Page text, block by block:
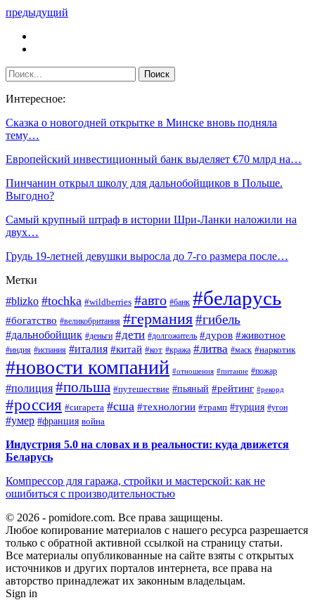
предыдущий
Интересное:
Сказка о новогодней открытке в Минске вновь подняла
тему…
Европейский инвестиционный банк выделяет €70 млрд на…
Пинчанин открыл школу для дальнобойщиков в Польше.
Выгодно?
Самый крупный штраф в истории Шри-Ланки наложили на
двух…
Грудь 19-летней девушки выросла до 7-го размера после…
Метки
#blizko #tochka #wildberries #авто #банк #беларусь
#богатство #великобритания #германия#гибель
#дальнобойщик #деньги #дети #долгожитель #дуров #животное
#индия #испания #италия #китай #кот #кража #литва #маск #наркотик
#новости компаний #отношения #питание #пожар
#полиция #польша #путешествие #пьяный #рейтинг #рекорд
#россия #сигарета #сша #технологии #трамп #турция #угон
#умер #франция война
Индустрия 5.0 на словах и в реальности: куда движется
Беларусь
Компрессор для гаража, стройки и мастерской: как не
ошибиться с производительностью
© 2026 - pomidore.com. Все права защищены.
Любое копирование материалов с нашего ресурса разрешается
только с обратной активной ссылкой на страницу статьи.
Все материалы опубликованные на сайте взяты с открытых
источников и других порталов интернета, все права на
авторство принадлежат их законным владельцам.
Sign in